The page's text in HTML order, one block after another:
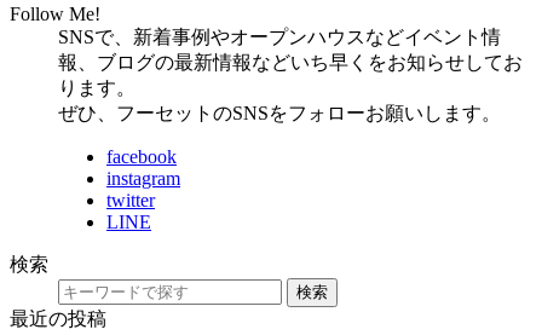
Follow Me!
SNSで、新着事例やオープンハウスなどイベント情
報、ブログの最新情報などいち早くをお知らせしてお
ります。
ぜひ、フーセットのSNSをフォローお願いします。
facebook
instagram
twitter
LINE
検索
検索
最近の投稿